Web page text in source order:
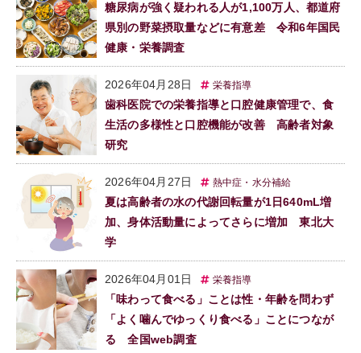
糖尿病が強く疑われる人が1,100万人、都道府
県別の野菜摂取量などに有意差 令和6年国民
健康・栄養調査
2026年04月28日 栄養指導
歯科医院での栄養指導と口腔健康管理で、食
生活の多様性と口腔機能が改善 高齢者対象
研究
2026年04月27日 熱中症・水分補給
夏は高齢者の水の代謝回転量が1日640mL増
加、身体活動量によってさらに増加 東北大
学
2026年04月01日 栄養指導
「味わって食べる」ことは性・年齢を問わず
「よく噛んでゆっくり食べる」ことにつなが
る 全国web調査